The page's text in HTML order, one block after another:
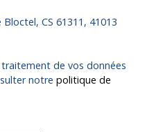
CS 61311, 41013
de vos données
notre politique de